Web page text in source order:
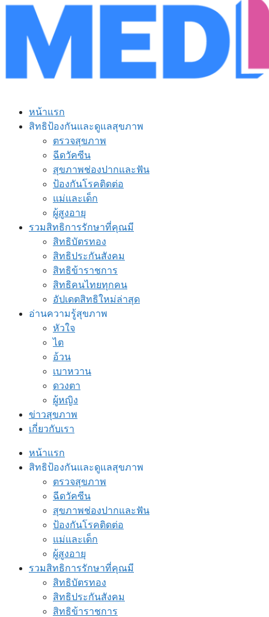
หน้าแรก
สิทธิป้องกันและดูแลสุขภาพ
ตรวจสุขภาพ
ฉีดวัคซีน
สุขภาพช่องปากและฟัน
ป้องกันโรคติดต่อ
แม่และเด็ก
ผู้สูงอายุ
รวมสิทธิการรักษาที่คุณมี
สิทธิบัตรทอง
สิทธิประกันสังคม
สิทธิข้าราชการ
สิทธิคนไทยทุกคน
อัปเดตสิทธิใหม่ล่าสุด
อ่านความรู้สุขภาพ
หัวใจ
ไต
อ้วน
เบาหวาน
ดวงตา
ผู้หญิง
ข่าวสุขภาพ
เกี่ยวกับเรา
หน้าแรก
สิทธิป้องกันและดูแลสุขภาพ
ตรวจสุขภาพ
ฉีดวัคซีน
สุขภาพช่องปากและฟัน
ป้องกันโรคติดต่อ
แม่และเด็ก
ผู้สูงอายุ
รวมสิทธิการรักษาที่คุณมี
สิทธิบัตรทอง
สิทธิประกันสังคม
สิทธิข้าราชการ